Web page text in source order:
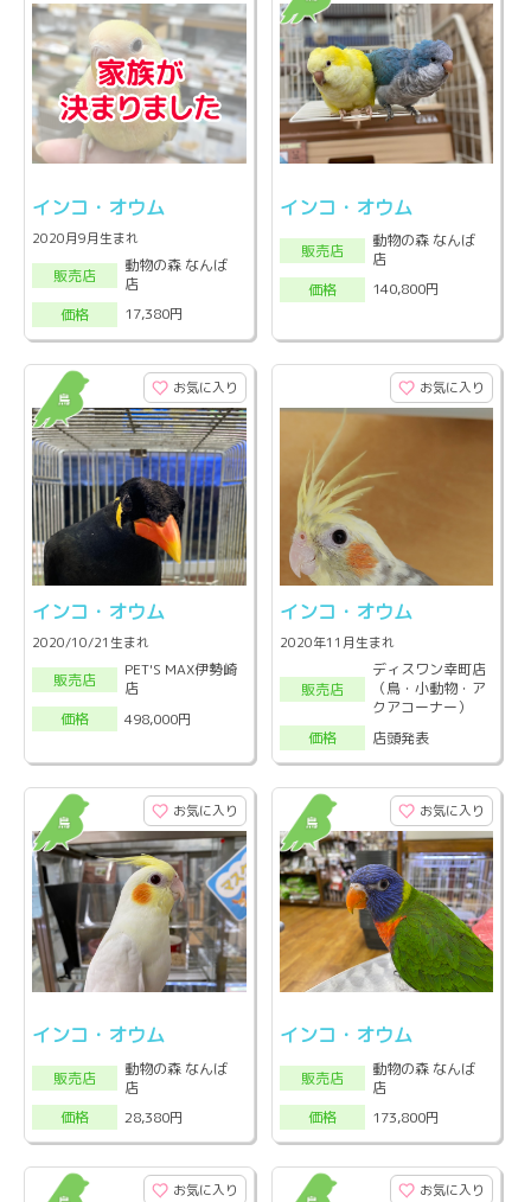
インコ・オウム
2020月9月生まれ
販売店
動物の森 なんば
店
価格
17,380円
インコ・オウム
販売店
動物の森 なんば
店
価格
140,800円
お気に入り
インコ・オウム
2020/10/21生まれ
販売店
PET'S MAX伊勢崎
店
価格
498,000円
お気に入り
インコ・オウム
2020年11月生まれ
販売店
ディスワン幸町店
（鳥・小動物・ア
クアコーナー）
価格
店頭発表
お気に入り
インコ・オウム
販売店
動物の森 なんば
店
価格
28,380円
お気に入り
インコ・オウム
販売店
動物の森 なんば
店
価格
173,800円
お気に入り お気に入り